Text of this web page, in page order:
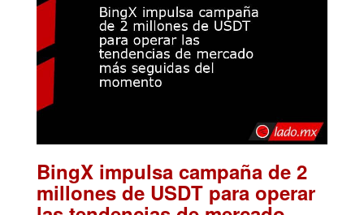
BingX impulsa campaña de 2
millones de USDT para operar